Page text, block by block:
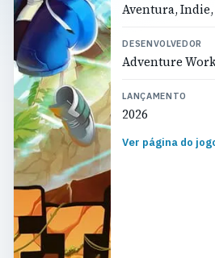
Aventura,
DESENVOLVEDOR
Adventure
LANÇAMENTO
2026
Ver página do